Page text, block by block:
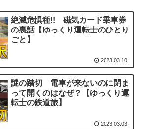
絶滅危惧種!! 磁気カード乗車券
の裏話【ゆっくり運転士のひとり
ごと】
2023.03.10
謎の踏切 電車が来ないのに閉ま
って開くのはなぜ？【ゆっくり運
転士の鉄道旅】
2023.03.03